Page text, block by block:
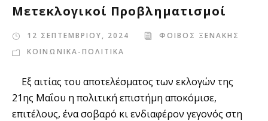
Μετεκλογικοί Προβληματισμοί
12 ΣΕΠΤΕΜΒΡΙΟΥ, 2024
ΦΟΙΒΟΣ ΞΕΝΑΚΗΣ
ΚΟΙΝΩΝΙΚΑ-ΠΟΛΙΤΙΚΑ
Εξ αιτίας του αποτελέσματος των εκλογών της
21ης Μαΐου η πολιτική επιστήμη αποκόμισε,
επιτέλους, ένα σοβαρό κι ενδιαφέρον γεγονός στη